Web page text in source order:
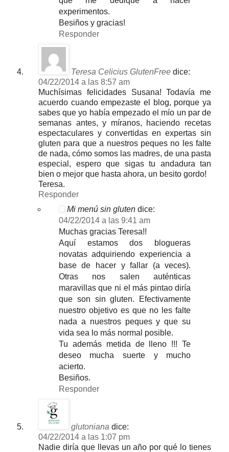
experimentos.
Besiños y gracias!
Responder
Teresa Celicius GlutenFree dice:
04/22/2014 a las 8:57 am
Muchísimas felicidades Susana! Todavía me
acuerdo cuando empezaste el blog, porque ya
sabes que yo había empezado el mío un par de
semanas antes, y míranos, haciendo recetas
espectaculares y convertidas en expertas sin
gluten para que a nuestros peques no les falte
de nada, cómo somos las madres, de una pasta
especial, espero que sigas tu andadura tan
bien o mejor que hasta ahora, un besito gordo!
Teresa.
Responder
Mi menú sin gluten dice:
04/22/2014 a las 9:41 am
Muchas gracias Teresa!!
Aquí estamos dos blogueras
novatas adquiriendo experiencia a
base de hacer y fallar (a veces).
Otras nos salen auténticas
maravillas que ni el más pintao diría
que son sin gluten. Efectivamente
nuestro objetivo es que no les falte
nada a nuestros peques y que su
vida sea lo más normal posible.
Tu además metida de lleno !!! Te
deseo mucha suerte y mucho
acierto.
Besiños.
Responder
glutoniana dice:
04/22/2014 a las 1:07 pm
Nadie diría que llevas un año por qué lo tienes